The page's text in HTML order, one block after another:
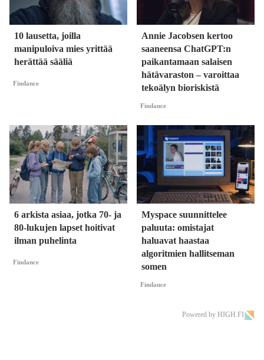
10 lausetta, joilla
manipuloiva mies yrittää
herättää sääliä
Findance
Annie Jacobsen kertoo
saaneensa ChatGPT:n
paikantamaan salaisen
hätävaraston – varoittaa
tekoälyn bioriskistä
Findance
6 arkista asiaa, jotka 70- ja
80-lukujen lapset hoitivat
ilman puhelinta
Findance
Myspace suunnittelee
paluuta: omistajat
haluavat haastaa
algoritmien hallitseman
somen
Findance
Powered by HIGH.FI